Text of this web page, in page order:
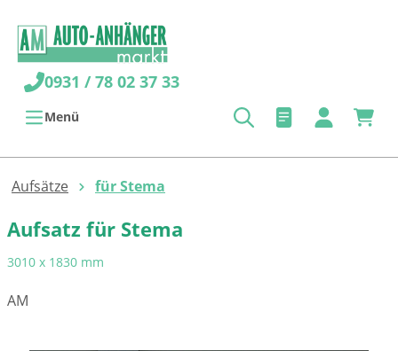
0931 / 78 02 37 33
Menü
Aufsätze für Stema
Aufsatz für Stema
3010 x 1830 mm
AM